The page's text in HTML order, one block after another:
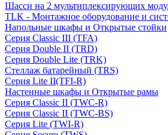
Шасси на 2 мультиплексирующих
TLK - Монтажное оборудование и
Напольные шкафы и Открытые стойки
Серия Classic III (TFA)
Серия Double II (TRD)
Серия Double Lite (TRK)
Стеллаж батарейный (TRS)
Серия Lite II(TFI-R)
Настенные шкафы и Открытые рамы
Серия Classic II (TWC-R)
Серия Classic II (TWC-BS)
Серия Lite (TWI-R)